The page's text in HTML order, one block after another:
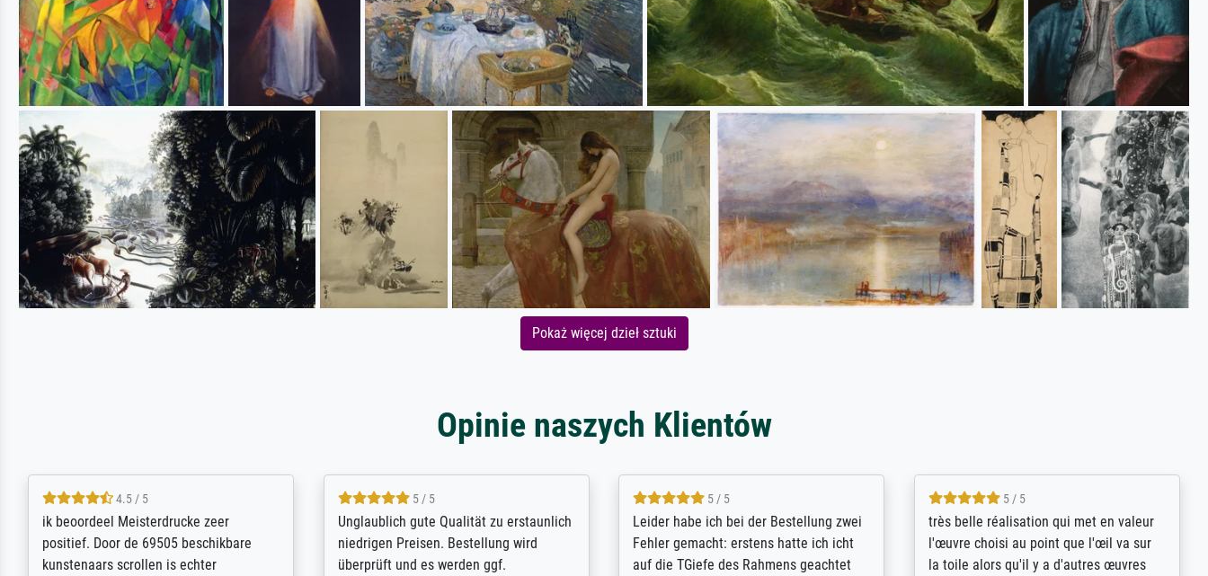
Pokaż więcej dzieł sztuki
Opinie naszych Klientów
5 / 5
Die Zufriedenheit ist auch nicht dadurch
getrübt, dass das Bild entgegen einer
angegebenen Lieferanschrift (sollte
5 / 5
Excellent / Highly recommended. The
selection, ordering and payment process
were easy, shipping was efficient and
5 / 5
The team at Meisterdrucke strives to
meet its clients demands, and provides
expert advice on how to obtain the best
5 / 5
eine große Auswahl an Bildern und
deren Reproduktionsmöglichkeiten;
wurde sehr gut durch die einzelnen